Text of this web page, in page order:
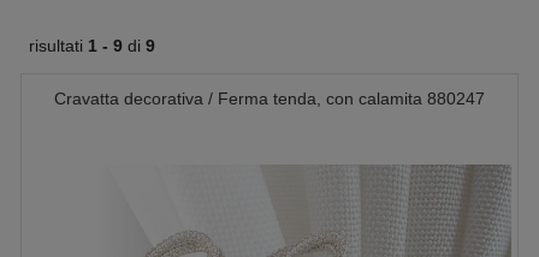
risultati 1 - 9 di 9
Cravatta decorativa / Ferma tenda, con calamita 880247